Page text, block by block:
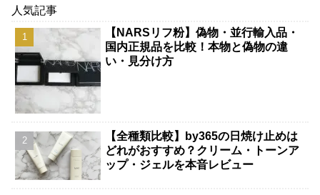
人気記事
【NARSリフ粉】偽物・並行輸入品・
国内正規品を比較！本物と偽物の違
い・見分け方
【全種類比較】by365の日焼け止めは
どれがおすすめ？クリーム・トーンア
ップ・ジェルを本音レビュー